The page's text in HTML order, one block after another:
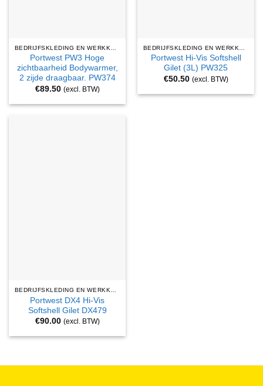
Portwest PW3 Hoge
zichtbaarheid Bodywarmer,
2 zijde draagbaar. PW374
€89.50 (excl. BTW)
Portwest Hi-Vis Softshell
Gilet (3L) PW325
€50.50 (excl. BTW)
Portwest DX4 Hi-Vis
Softshell Gilet DX479
€90.00 (excl. BTW)